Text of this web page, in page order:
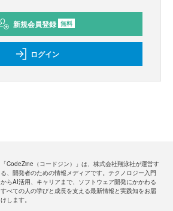
新規会員登録 無料
ログイン
「CodeZine（コードジン）」は、株式会社翔泳社が運営す
る、開発者のための情報メディアです。テクノロジー入門
からAI活用、キャリアまで、ソフトウェア開発にかかわる
すべての人の学びと成長を支える最新情報と実践知をお届
けします。